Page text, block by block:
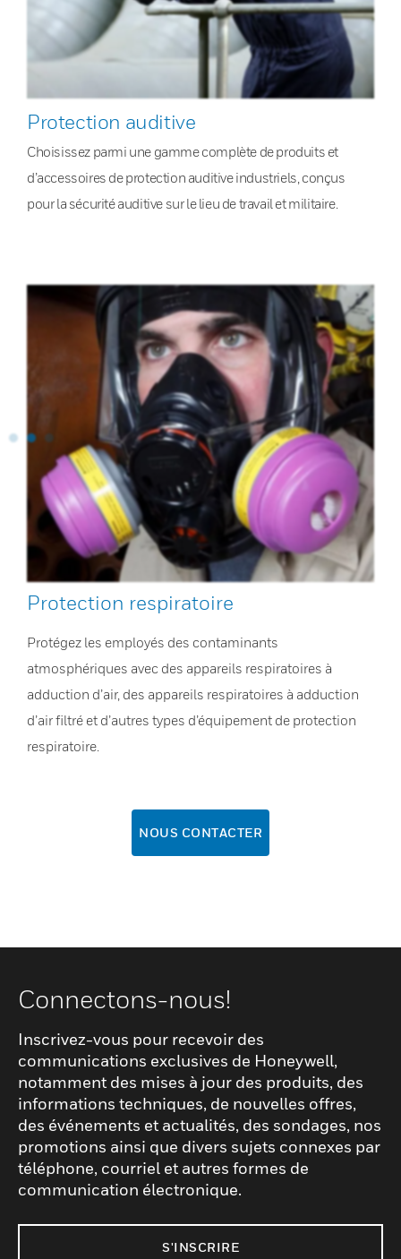
Protection auditive
Choisissez parmi une gamme complète de produits et
d’accessoires de protection auditive industriels, conçus
pour la sécurité auditive sur le lieu de travail et militaire.
Protection respiratoire
Protégez les employés des contaminants
atmosphériques avec des appareils respiratoires à
adduction d’air, des appareils respiratoires à adduction
d’air filtré et d’autres types d’équipement de protection
respiratoire.
NOUS CONTACTER
Connectons-nous!
Inscrivez-vous pour recevoir des
communications exclusives de Honeywell,
notamment des mises à jour des produits, des
informations techniques, de nouvelles offres,
des événements et actualités, des sondages, nos
promotions ainsi que divers sujets connexes par
téléphone, courriel et autres formes de
communication électronique.
S'INSCRIRE